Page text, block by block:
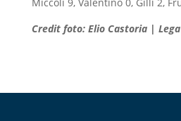
Miccoli 9, Valentino 0, Gilli 2,
Credit foto: Elio Castoria |